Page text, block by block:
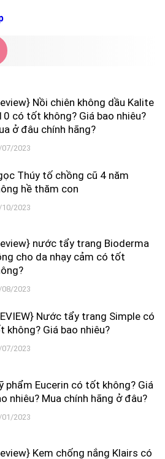
Nồi chiên không dầu Kalite
có tốt không? Giá bao nhiêu?
ở đâu chính hãng?
07/2023
Thúy tố chồng cũ 4 năm
hề thăm con
10/2023
nước tẩy trang Bioderma
cho da nhạy cảm có tốt
08/2023
Nước tẩy trang Simple có
không? Giá bao nhiêu?
07/2023
phẩm Eucerin có tốt không? Giá
nhiêu? Mua chính hãng ở đâu?
01/2023
Kem chống nắng Klairs có